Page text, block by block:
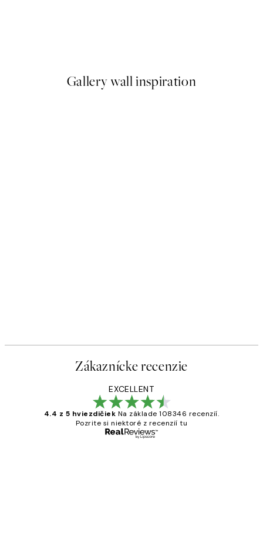
Gallery wall inspiration
Zákaznícke recenzie
EXCELLENT
4.4 z 5 hviezdičiek Na základe 108346 recenzií.
Pozrite si niektoré z recenzií tu